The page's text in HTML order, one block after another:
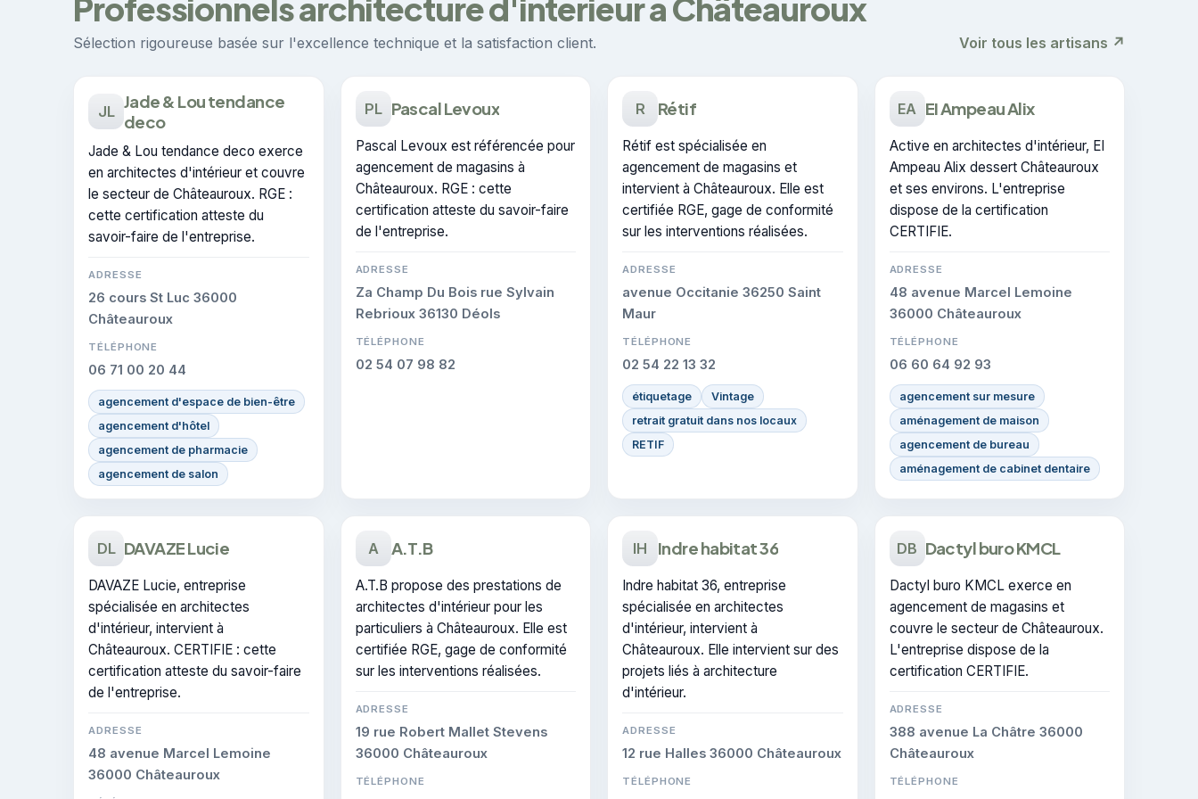
Professionnels architecture d'intérieur à Châteauroux
Sélection rigoureuse basée sur l'excellence technique et la satisfaction client. Voir tous les artisans ↗
JL Jade & Lou tendance
deco
Jade & Lou tendance deco exerce
en architectes d'intérieur et couvre
le secteur de Châteauroux. RGE :
cette certification atteste du
savoir-faire de l'entreprise.
ADRESSE
26 cours St Luc 36000
Châteauroux
TÉLÉPHONE
06 71 00 20 44
agencement d'espace de bien-être
agencement d'hôtel
agencement de pharmacie
agencement de salon
PL Pascal Levoux
Pascal Levoux est référencée pour
agencement de magasins à
Châteauroux. RGE : cette
certification atteste du savoir-faire
de l'entreprise.
ADRESSE
Za Champ Du Bois rue Sylvain
Rebrioux 36130 Déols
TÉLÉPHONE
02 54 07 98 82
R Rétif
Rétif est spécialisée en
agencement de magasins et
intervient à Châteauroux. Elle est
certifiée RGE, gage de conformité
sur les interventions réalisées.
ADRESSE
avenue Occitanie 36250 Saint
Maur
TÉLÉPHONE
02 54 22 13 32
étiquetage
Vintage
retrait gratuit dans nos locaux
RETIF
EA EI Ampeau Alix
Active en architectes d'intérieur, EI
Ampeau Alix dessert Châteauroux
et ses environs. L'entreprise
dispose de la certification
CERTIFIE.
ADRESSE
48 avenue Marcel Lemoine
36000 Châteauroux
TÉLÉPHONE
06 60 64 92 93
agencement sur mesure
aménagement de maison
agencement de bureau
aménagement de cabinet dentaire
DL DAVAZE Lucie
DAVAZE Lucie, entreprise
spécialisée en architectes
d'intérieur, intervient à
Châteauroux. CERTIFIE : cette
certification atteste du savoir-faire
de l'entreprise.
ADRESSE
48 avenue Marcel Lemoine
36000 Châteauroux
A A.T.B
A.T.B propose des prestations de
architectes d'intérieur pour les
particuliers à Châteauroux. Elle est
certifiée RGE, gage de conformité
sur les interventions réalisées.
ADRESSE
19 rue Robert Mallet Stevens
36000 Châteauroux
TÉLÉPHONE
IH Indre habitat 36
Indre habitat 36, entreprise
spécialisée en architectes
d'intérieur, intervient à
Châteauroux. Elle intervient sur des
projets liés à architecture
d'intérieur.
ADRESSE
12 rue Halles 36000 Châteauroux
TÉLÉPHONE
DB Dactyl buro KMCL
Dactyl buro KMCL exerce en
agencement de magasins et
couvre le secteur de Châteauroux.
L'entreprise dispose de la
certification CERTIFIE.
ADRESSE
388 avenue La Châtre 36000
Châteauroux
TÉLÉPHONE